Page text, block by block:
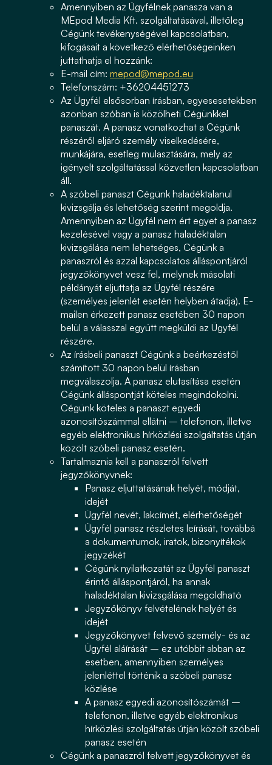
Amennyiben az Ügyfélnek panasza van a
MEpod Media Kft. szolgáltatásával, illetőleg
Cégünk tevékenységével kapcsolatban,
kifogásait a következő elérhetőségeinken
juttathatja el hozzánk:
E-mail cím: mepod@mepod.eu
Telefonszám: +36204451273
Az Ügyfél elsősorban írásban, egyesesetekben
azonban szóban is közölheti Cégünkkel
panaszát. A panasz vonatkozhat a Cégünk
részéről eljáró személy viselkedésére,
munkájára, esetleg mulasztására, mely az
igényelt szolgáltatással közvetlen kapcsolatban
áll.
A szóbeli panaszt Cégünk haladéktalanul
kivizsgálja és lehetőség szerint megoldja.
Amennyiben az Ügyfél nem ért egyet a panasz
kezelésével vagy a panasz haladéktalan
kivizsgálása nem lehetséges, Cégünk a
panaszról és azzal kapcsolatos álláspontjáról
jegyzőkönyvet vesz fel, melynek másolati
példányát eljuttatja az Ügyfél részére
(személyes jelenlét esetén helyben átadja). E-
mailen érkezett panasz esetében 30 napon
belül a válasszal együtt megküldi az Ügyfél
részére.
Az írásbeli panaszt Cégünk a beérkezéstől
számított 30 napon belül írásban
megválaszolja. A panasz elutasítása esetén
Cégünk álláspontját köteles megindokolni.
Cégünk köteles a panaszt egyedi
azonosítószámmal ellátni – telefonon, illetve
egyéb elektronikus hírközlési szolgáltatás útján
közölt szóbeli panasz esetén.
Tartalmaznia kell a panaszról felvett
jegyzőkönyvnek:
Panasz eljuttatásának helyét, módját,
idejét
Ügyfél nevét, lakcímét, elérhetőségét
Ügyfél panasz részletes leírását, továbbá
a dokumentumok, iratok, bizonyítékok
jegyzékét
Cégünk nyilatkozatát az Ügyfél panaszt
érintő álláspontjáról, ha annak
haladéktalan kivizsgálása megoldható
Jegyzőkönyv felvételének helyét és
idejét
Jegyzőkönyvet felvevő személy- és az
Ügyfél aláírását – ez utóbbit abban az
esetben, amennyiben személyes
jelenléttel történik a szóbeli panasz
közlése
A panasz egyedi azonosítószámát –
telefonon, illetve egyéb elektronikus
hírközlési szolgáltatás útján közölt szóbeli
panasz esetén
Cégünk a panaszról felvett jegyzőkönyvet és